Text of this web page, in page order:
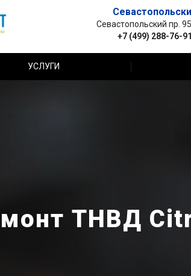
Севастопольский пр.
+7 (499) 288-76-91
УСЛУГИ
ТНВД